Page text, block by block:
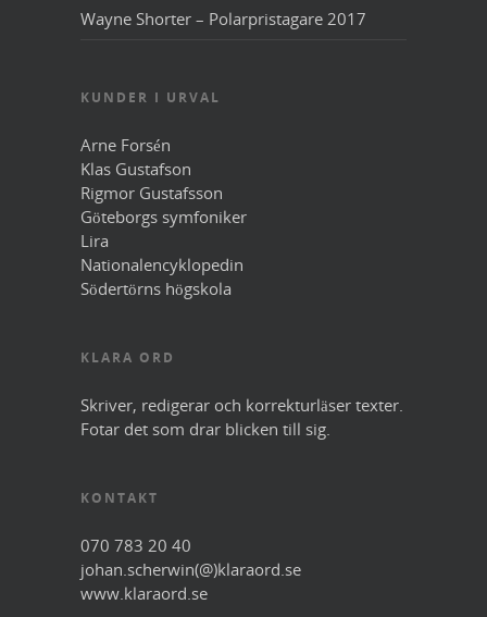
Wayne Shorter – Polarpristagare 2017
KUNDER I URVAL
Arne Forsén
Klas Gustafson
Rigmor Gustafsson
Göteborgs symfoniker
Lira
Nationalencyklopedin
Södertörns högskola
KLARA ORD
Skriver, redigerar och korrekturläser texter.
Fotar det som drar blicken till sig.
KONTAKT
070 783 20 40
johan.scherwin(@)klaraord.se
www.klaraord.se